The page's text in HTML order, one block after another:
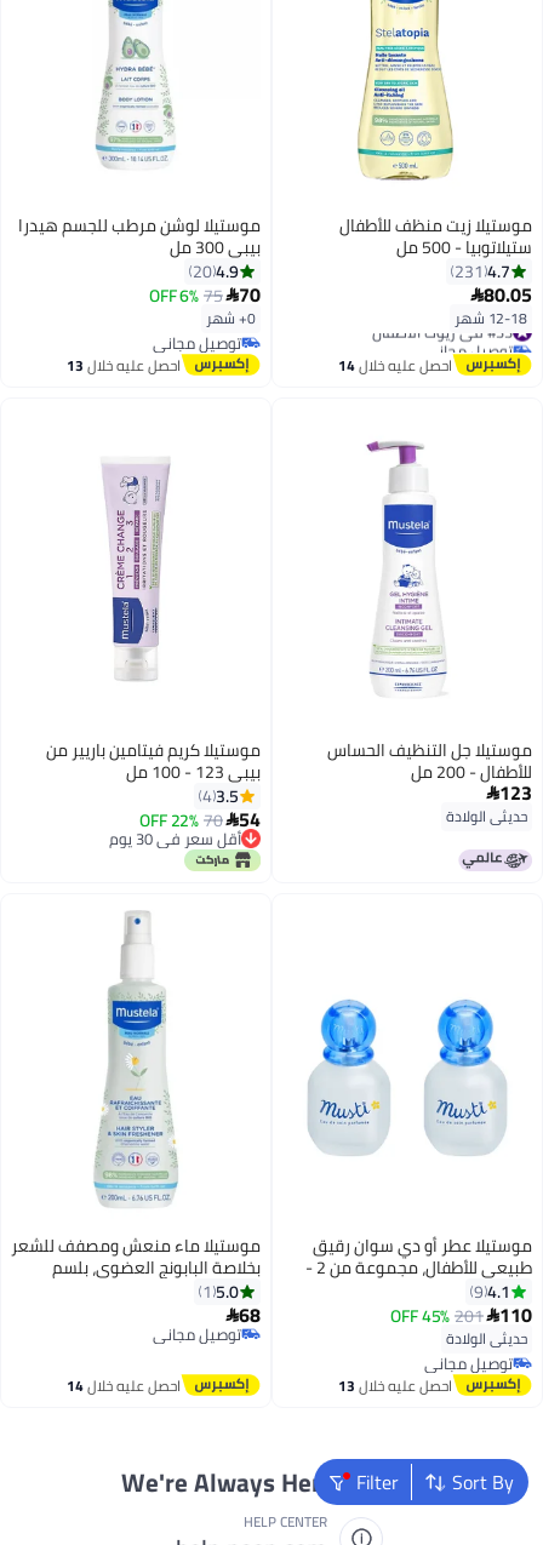
موستيلا زيت منظف للأطفال
ستيلاتوبيا - 500 مل
4.7
231
80.05
12-18 شهر
#33 في زيوت الأطفال
توصيل مجاني
#33 في زيوت الأطفال احصل عليه خلال14
موستيلا لوشن مرطب للجسم هيدرا
بيبي 300 مل
4.9
20
70
75
6% OFF
0+ شهر
توصيل مجاني
توصيل مجانياحصل عليه خلال13
موستيلا جل التنظيف الحساس
للأطفال - 200 مل
123
حديثي الولادة
موستيلا كريم فيتامين باريير من
بيبي 123 - 100 مل
3.5
4
54
70
22% OFF
أقل سعر في 30 يوم
أقل سعر في 30 يوم
موستيلا عطر أو دي سوان رقيق
طبيعي للأطفال، مجموعة من 2 -
سعة 50 مل
4.1
9
110
201
45% OFF
حديثي الولادة
توصيل مجاني
توصيل مجانياحصل عليه خلال13
موستيلا ماء منعش ومصفف للشعر
بخلاصة البابونج العضوي، بلسم
للشعر ورذاذ للبشرة، 200 مل
5.0
1
68
توصيل مجاني
توصيل مجاني
احصل عليه خلال14
Sort By
Filter
We're Always Here To Help
HELP CENTER